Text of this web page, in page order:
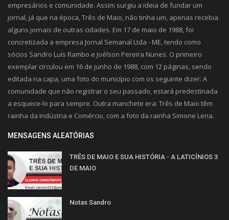
empresários e comunidade. Assim surgiu a ideia de fundar um
jornal, já que na época, Três de Maio, não tinha um, apenas recebia
alguns jornais de outras cidades. Em 17 de maio de 1988, foi
concretizada a empresa Jornal Semanal Ltda - ME, tendo como
sócios Sandro Luís Rambo e Joélson Pereira Nunes. O primeiro
exemplar circulou em 16 de junho de 1988, com 12 páginas, sendo
editada na capa, uma foto do município com os seguinte dizer: A
comunidade que não registrar o seu passado, estará predestinada
a esquece-lo para sempre. Outra manchete era: Três de Maio têm
rainha da Indústria e Comércio, com a foto da rainha Simone Lena.
MENSAGENS ALEATÓRIAS
TRÊS DE MAIO E SUA HISTÓRIA - A LATICÍNIOS 3
DE MAIO
Notas Sandro